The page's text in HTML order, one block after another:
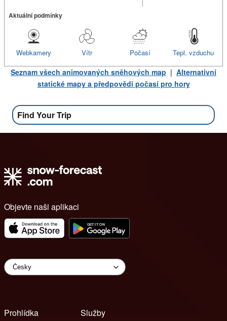
Aktuální podmínky
Tepl. vzduchu
Počasí
Vítr
Webkamery
Seznam všech animovaných sněhových map | Alternativní
statické mapy a předpovědi počasí pro hory
Find Your Trip
Objevte naši aplikaci
Prohlídka
Služby